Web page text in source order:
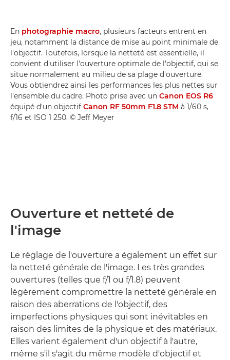
En photographie macro, plusieurs facteurs entrent en
jeu, notamment la distance de mise au point minimale de
l'objectif. Toutefois, lorsque la netteté est essentielle, il
convient d'utiliser l'ouverture optimale de l'objectif, qui se
situe normalement au milieu de sa plage d'ouverture.
Vous obtiendrez ainsi les performances les plus nettes sur
l'ensemble du cadre. Photo prise avec un Canon EOS R6
équipé d'un objectif Canon RF 50mm F1.8 STM à 1/60 s,
f/16 et ISO 1 250. © Jeff Meyer
Ouverture et netteté de
l'image
Le réglage de l'ouverture a également un effet sur
la netteté générale de l'image. Les très grandes
ouvertures (telles que f/1 ou f/1.8) peuvent
légèrement compromettre la netteté générale en
raison des aberrations de l'objectif, des
imperfections physiques qui sont inévitables en
raison des limites de la physique et des matériaux.
Elles varient également d'un objectif à l'autre,
même s'il s'agit du même modèle d'objectif et